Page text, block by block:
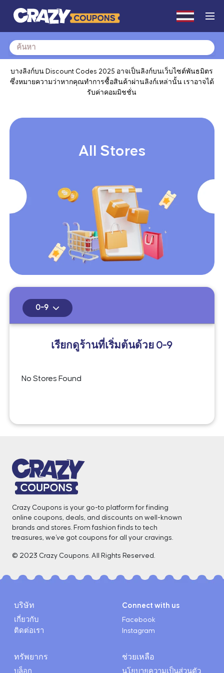
Search
for:
บางลิงก์บน Discount Codes 2025 อาจเป็นลิงก์บนเว็บไซต์พันธมิตร
ซึ่งหมายความว่าหากคุณทำการซื้อสินค้าผ่านลิงก์เหล่านั้น เราอาจได้
รับค่าคอมมิชชั่น
All Stores
0-9
เรียกดูร้านที่เริ่มต้นด้วย 0-9
No Stores Found
Crazy Coupons is your go-to platform for finding
online coupons, deals, and discounts on well-known
brands and stores. From fashion finds to tech
treasures, we've got coupons for all your cravings. ️
© 2023 Crazy Coupons. All Rights Reserved.
บริษัท
เกี่ยวกับ
ติดต่อเรา
Connect with us
Facebook
Instagram
ทรัพยากร
บล็อก
ช่วยเหลือ
นโยบายความเป็นส่วนตัว